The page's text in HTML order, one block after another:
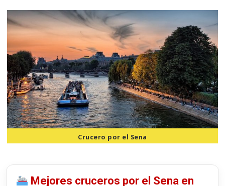
Crucero por el Sena
Mejores cruceros por el Sena en